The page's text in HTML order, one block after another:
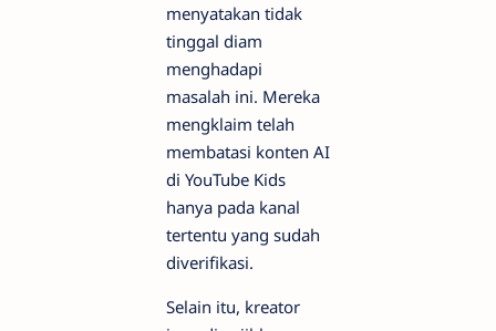
menyatakan tidak
tinggal diam
menghadapi
masalah ini. Mereka
mengklaim telah
membatasi konten AI
di YouTube Kids
hanya pada kanal
tertentu yang sudah
diverifikasi.
Selain itu, kreator